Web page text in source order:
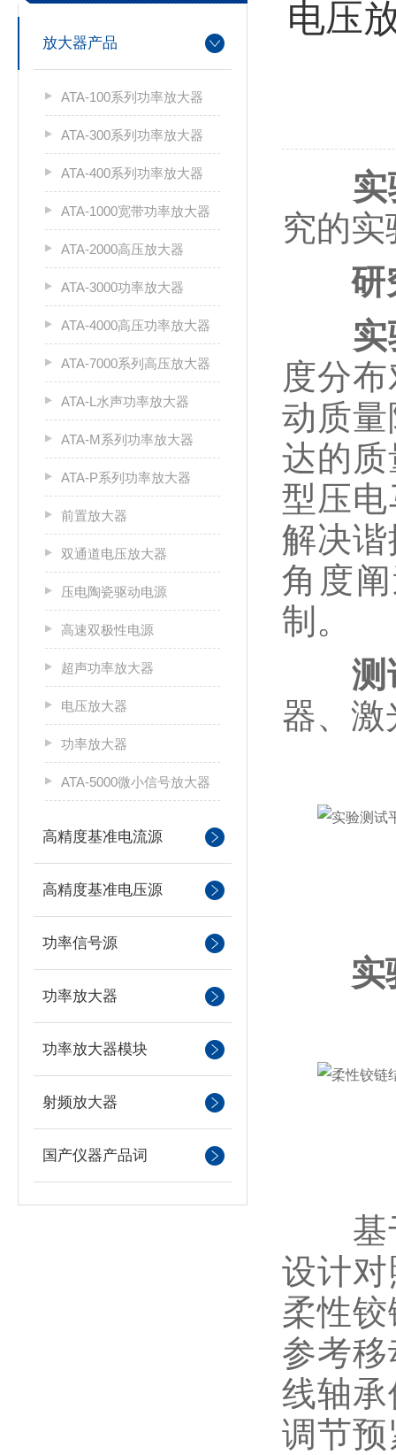
放大器产品
ATA-100系列功率放大器
ATA-300系列功率放大器
ATA-400系列功率放大器
ATA-1000宽带功率放大器
ATA-2000高压放大器
ATA-3000功率放大器
ATA-4000高压功率放大器
ATA-7000系列高压放大器
ATA-L水声功率放大器
ATA-M系列功率放大器
ATA-P系列功率放大器
前置放大器
双通道电压放大器
压电陶瓷驱动电源
高速双极性电源
超声功率放大器
电压放大器
功率放大器
ATA-5000微小信号放大器
高精度基准电流源
高精度基准电压源
功率信号源
功率放大器
功率放大器模块
射频放大器
国产仪器产品词
电压
究的实
研
度分
动质
达的
型压
解决
角度
制。
测
器、激
实
基于
设计
柔性
参考
线轴
调节